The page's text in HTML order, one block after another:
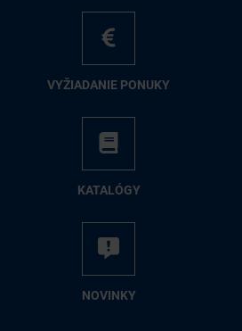
VY­ŽIA­DA­NIE PO­NU­KY
KA­TA­LÓ­GY
NO­VIN­KY